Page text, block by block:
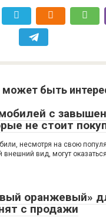
быть
с
не стоит
несмотря на свою
внешний вид, могут
оранжевый»
с продажи